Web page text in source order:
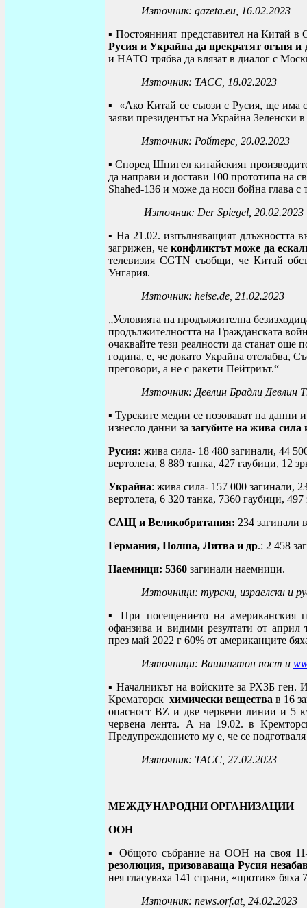
Източник: gazeta.eu , 16.02.2023
▪Постоянният представител на Китай
Русия и Украйна да прекратят огъня
и НАТО трябва да влязат в диалог с
Източник: ТАСС, 18.02.2023
▪ «Ако Китай се съюзи с Русия, ще има
заяви президентът на Украйна Зеленски
Източник: Ройтерс, 20.02.2023
▪ Според Шпигел китайският
да направи и достави 100 прототипа на
Shahed-136 и може да носи бойна глава с
Източник: Der Spiegel , 20.02.2023
▪ На 21.02. изпълняващият длъжността
загрижен, чеконфликтът може да
телевизия CGTN съобщи, че Китай
Унгария.
Източник: heise.de , 21.02.2023
„Условията на продължителна
продължителността на Гражданската
очаквайте тези реалности да станат още
година, е, че докато Украйна отслабва,
преговори, а не с ракети Пейтриът.“
Източник: Девлин Брадли Девлин
▪ Турските медии се позовават на
изнесло данни за загубите на жива сила
Русия: жива сила- 18 480 загинали, 44
вертолета, 8 889 танка, 427 гаубици, 12
Украйна: жива сила- 157 000 загинали,
вертолета, 6 320 танка, 7360 гаубици, 497
САЩ и Великобритания: 234 загинали
Германия, Полша, Литва и др.: 2 458
Наемници: 5360 загинали наемници.
Източници: турски, израелски и
▪ При посещението на американския
офанзива и видими резултати от
през май 2022 г 60% от американците
Източници: Вашингтон пост и
▪ Началникът на войските за РХЗБ ген.
Крематорск химически вещества в 16
опасност BZ и две червени линии и 5
червена лента. А на 19.02. в
Предупреждението му е, че се
Източник: ТАСС, 27.02.2023
МЕЖДУНАРОДНИ ОРГАНИЗАЦИИ
ООН
▪ Общото събрание на ООН на своя
резолюция, призоваваща Русия
нея гласуваха 141 страни, «против» бяха
Източник: news.orf.at, 24.02.2023